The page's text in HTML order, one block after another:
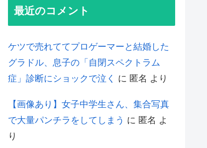
最近のコメント
ケツで売れててプロゲーマーと結婚した
グラドル、息子の「自閉スペクトラム
症」診断にショックで泣く に 匿名 より
【画像あり】女子中学生さん、集合写真
で大量パンチラをしてしまう に 匿名 よ
り